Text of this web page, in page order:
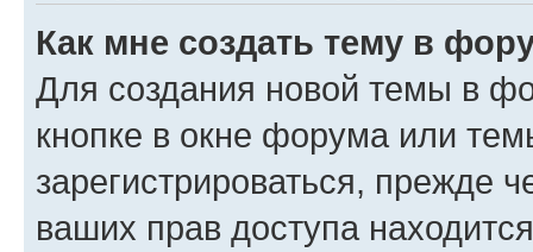
Как мне создать тему в
Для создания новой темы в
кнопке в окне форума или
зарегистрироваться, прежде
ваших прав доступа